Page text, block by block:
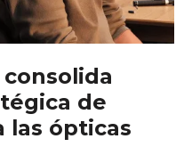
de
las ópticas